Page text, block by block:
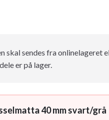
skal sendes fra onlinelageret
er på lager.
40 mm svart/grå